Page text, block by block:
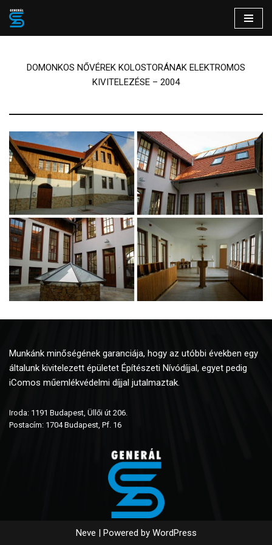
contentDOMONKOS NŐVÉREK KOLOSTORÁNAK ELEKTROMOS
KIVITELEZÉSE – 2004
Munkánk minőségének garanciája, hogy az utóbbi években egy
általunk kivitelezett épületet Építészeti Nívódíjjal, egyet pedig
iComos műemlékvédelmi díjjal jutalmaztak.
Iroda: 1191 Budapest, Üllői út 206.
Postacím: 1704 Budapest, Pf. 16
Neve | Powered by WordPress